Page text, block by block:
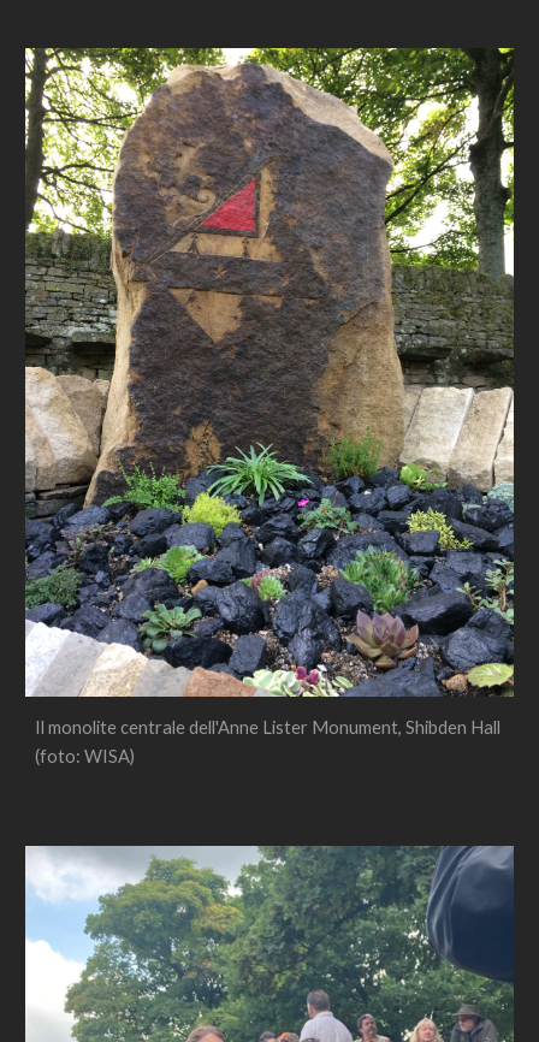
Il monolite centrale dell'Anne Lister Monument, Shibden Hall
(foto: WISA)